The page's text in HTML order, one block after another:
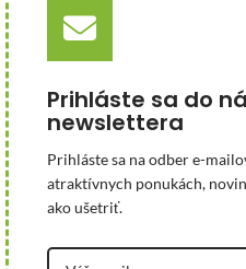
Prihláste sa do
newslettera
Prihláste sa na odber e-
atraktívnych ponukách,
ako ušetriť.